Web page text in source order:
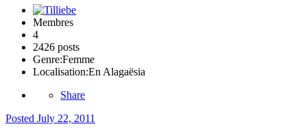
Membres
4
2426 posts
Genre:Femme
Localisation:En Alagaësia
Share
Posted July 22, 2011